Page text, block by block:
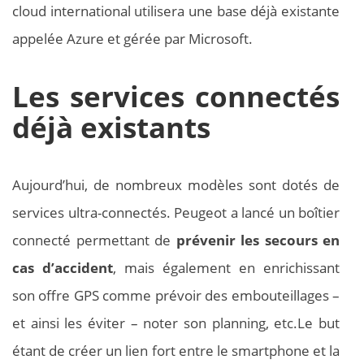
cloud international utilisera une base déjà existante
appelée Azure et gérée par Microsoft.
Les services connectés
déjà existants
Aujourd’hui, de nombreux modèles sont dotés de
services ultra-connectés. Peugeot a lancé un boîtier
connecté permettant de prévenir les secours en
cas d’accident, mais également en enrichissant
son offre GPS comme prévoir des embouteillages –
et ainsi les éviter – noter son planning, etc.Le but
étant de créer un lien fort entre le smartphone et la